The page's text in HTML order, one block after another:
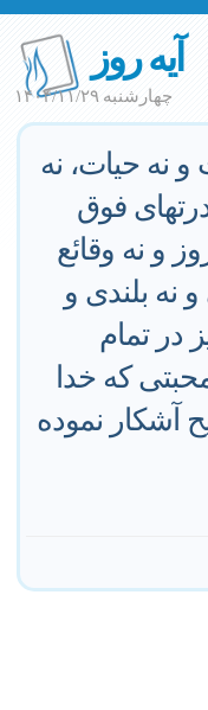
آیه روز
چهارشنبه ۱۴۰۴/۱۱/۲۹
و نه حيات، نه
فوق
و نه وقائع
نه بلندى و
در تمام
كه خدا
آشكار نموده